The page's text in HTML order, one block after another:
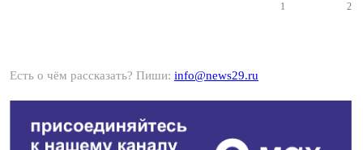
1 2
Есть о чём рассказать? Пиши: info@news29.ru